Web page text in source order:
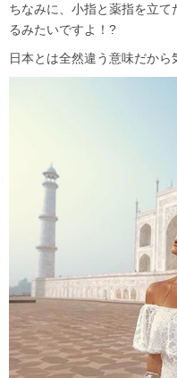
ちなみに、小指と薬指を立て
るみたいですよ！?
日本とは全然違う意味だか